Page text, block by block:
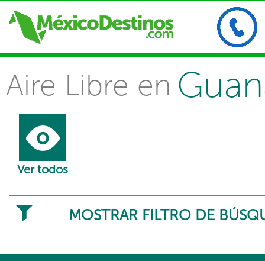
Aire Libre en
Ver todos
MOSTRAR FILTRO DE